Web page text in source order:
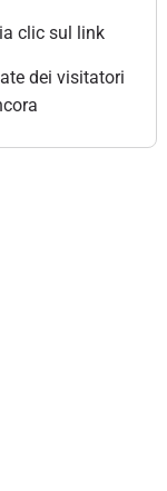
clic sul link
dei visitatori